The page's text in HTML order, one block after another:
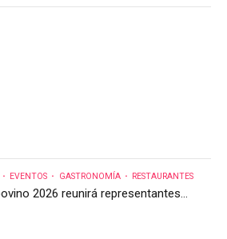
EVENTOS GASTRONOMÍA RESTAURANTES
2026 reunirá representantes